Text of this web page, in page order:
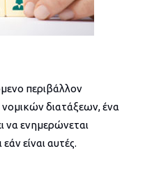
περιβάλλον
διατάξεων, ένα
να ενημερώνεται
είναι αυτές.